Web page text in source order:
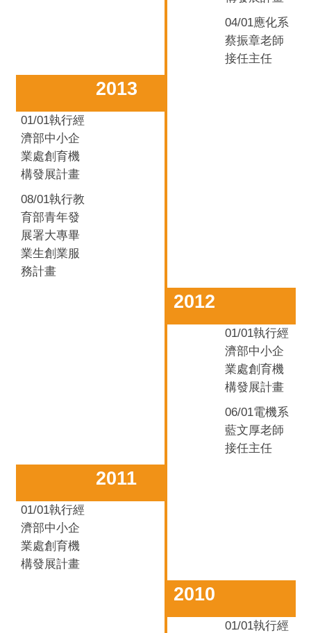
04/01應化系
蔡振章老師
接任主任
2013
01/01執行經
濟部中小企
業處創育機
構發展計畫
08/01執行教
育部青年發
展署大專畢
業生創業服
務計畫
2012
01/01執行經
濟部中小企
業處創育機
構發展計畫
06/01電機系
藍文厚老師
接任主任
2011
01/01執行經
濟部中小企
業處創育機
構發展計畫
2010
01/01執行經